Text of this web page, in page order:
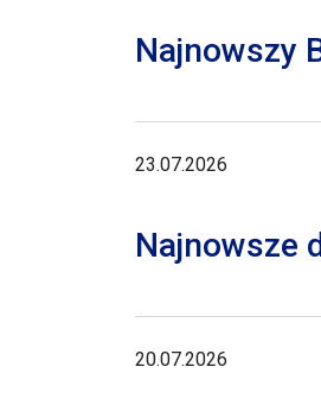
Najnowszy
23.07.2026
Najnowsze
20.07.2026